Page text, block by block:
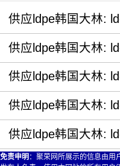
供应ldpe韩国大林:
供应ldpe韩国大林:
供应ldpe韩国大林:
供应ldpe韩国大林:
供应ldpe韩国大林:
免责申明 ：聚荣网所展示的信息由用